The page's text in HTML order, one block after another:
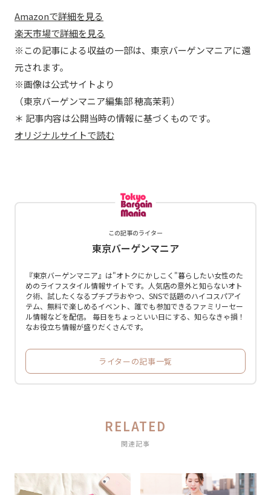
Amazonで詳細を見る
楽天市場で詳細を見る
※この記事による収益の一部は、東京バーゲンマニアに還
元されます。
※画像は公式サイトより
（東京バーゲンマニア編集部 穂高茉莉）
＊ 記事内容は公開当時の情報に基づくものです。
オリジナルサイトで読む
この記事のライター
東京バーゲンマニア
『東京バーゲンマニア』は"オトクにかしこく"暮らしたい女性のた
めのライフスタイル情報サイトです。人気店の意外と知らないオト
ク術、試したくなるプチプラおやつ、SNSで話題のハイコスパアイ
テム、無料で楽しめるイベント、誰でも参加できるファミリーセー
ル情報などを配信。 毎日をちょっといい日にする、知らなきゃ損！
なお役立ち情報が盛りだくさんです。
ライターの記事一覧
RELATED
関連記事